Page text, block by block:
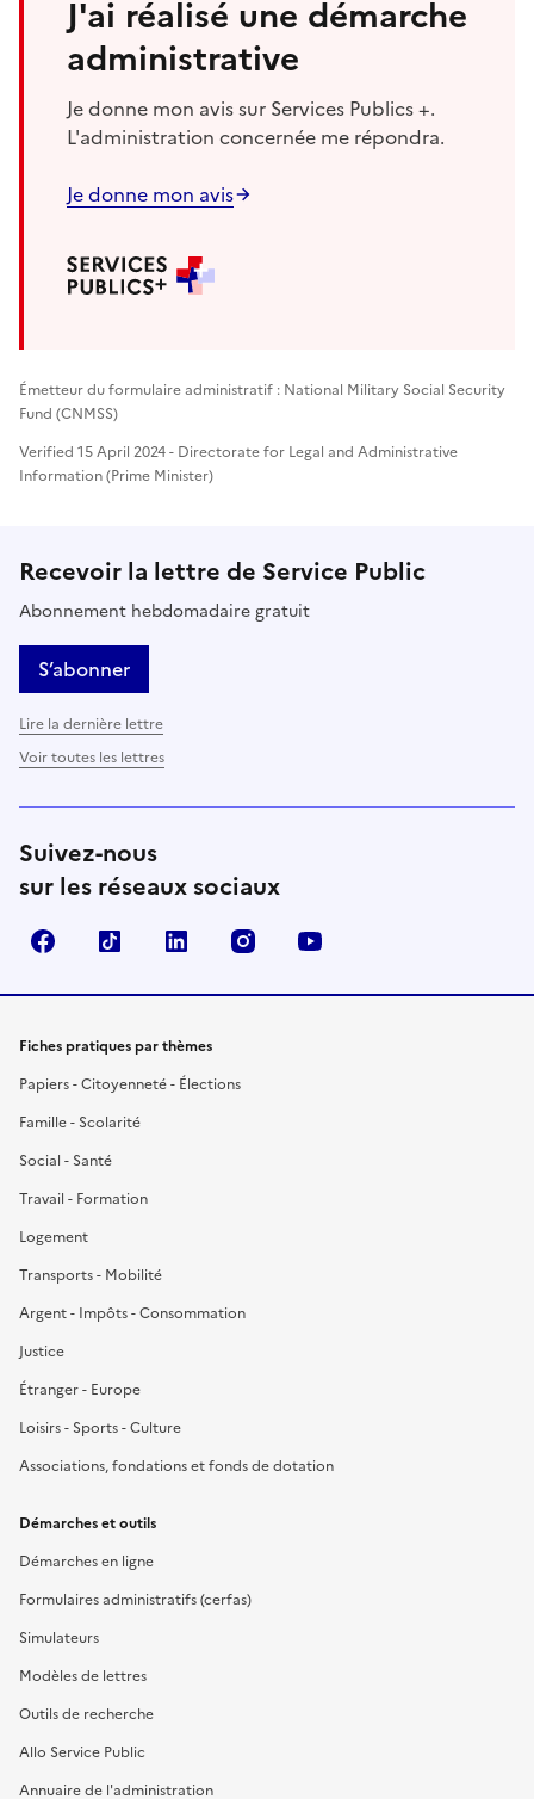
J'ai réalisé une démarche
administrative
Je donne mon avis sur Services Publics +.
L'administration concernée me répondra.
Je donne mon avis
Émetteur du formulaire administratif : National Military Social Security
Fund (CNMSS)
Verified 15 April 2024 - Directorate for Legal and Administrative
Information (Prime Minister)
Recevoir la lettre de Service Public
Abonnement hebdomadaire gratuit
S’abonner
Lire la dernière lettre
Voir toutes les lettres
Suivez-nous
sur les réseaux sociaux
FacebookTikTok LinkedIn Instagram
Fiches pratiques par thèmes
Papiers - Citoyenneté - Élections
Famille - Scolarité
Social - Santé
Travail - Formation
Logement
Transports - Mobilité
Argent - Impôts - Consommation
Justice
Étranger - Europe
Loisirs - Sports - Culture
Associations, fondations et fonds de dotation
Démarches et outils
Démarches en ligne
Formulaires administratifs (cerfas)
Simulateurs
Modèles de lettres
Outils de recherche
Allo Service Public
Annuaire de l'administration